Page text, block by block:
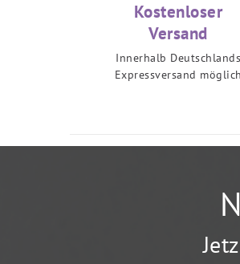
Kostenloser
Versand
Innerhalb Deutschlands
Expressversand möglich